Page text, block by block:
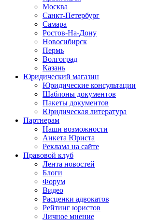
Москва
Санкт-Петербург
Самара
Ростов-На-Дону
Новосибирск
Пермь
Волгоград
Казань
Юридический магазин
Юридические консультации
Шаблоны документов
Пакеты документов
Юридическая литература
Партнерам
Наши возможности
Анкета Юриста
Реклама на сайте
Правовой клуб
Лента новостей
Блоги
Форум
Видео
Расценки адвокатов
Рейтинг юристов
Личное мнение